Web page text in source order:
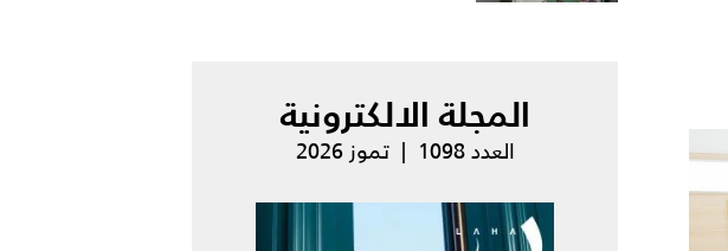
المجلة الالكترونية
العدد 1098 | تموز 2026